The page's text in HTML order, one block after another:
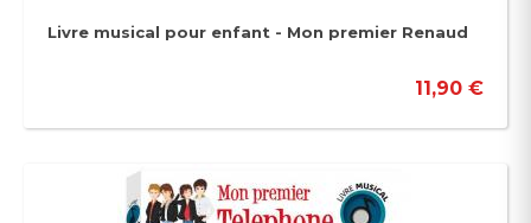
Livre musical pour enfant - Mon premier Renaud
11,90 €